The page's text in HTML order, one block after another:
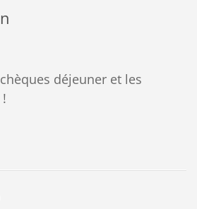
déjeuner et les